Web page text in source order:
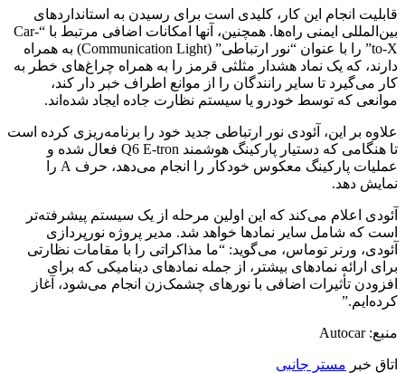
قابلیت انجام این کار، کلیدی است برای رسیدن به استانداردهای
بین‌المللی ایمنی راه‌ها. همچنین، آنها امکانات اضافی مرتبط با “Car-
to-X” را با عنوان “نور ارتباطی” (Communication Light) به همراه
دارند، که یک نماد هشدار مثلثی قرمز را به همراه چراغ‌های خطر به
کار می‌گیرد تا سایر رانندگان را از موانع اطراف خبر دار کند،
موانعی که توسط خودرو یا سیستم نظارت جاده ایجاد شده‌اند.
علاوه بر این، آئودی نور ارتباطی جدید خود را برنامه‌ریزی کرده است
تا هنگامی که دستیار پارکینگ هوشمند Q6 E-tron فعال شده و
عملیات پارکینگ معکوس خودکار را انجام می‌دهد، حرف A را
نمایش دهد.
آئودی اعلام می‌کند که این اولین مرحله از یک سیستم پیشرفته‌تر
است که شامل سایر نمادها خواهد شد. مدیر پروژه نورپردازی
آئودی، ورنر توماس، می‌گوید: “ما مذاکراتی را با مقامات نظارتی
برای ارائه نمادهای بیشتر، از جمله نمادهای دینامیکی که برای
افزودن تأثیرات اضافی با نورهای چشمک‌زن انجام می‌شود، آغاز
کرده‌ایم.”
منبع: Autocar
اتاق خبر مستر جانبی